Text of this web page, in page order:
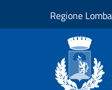
Regione